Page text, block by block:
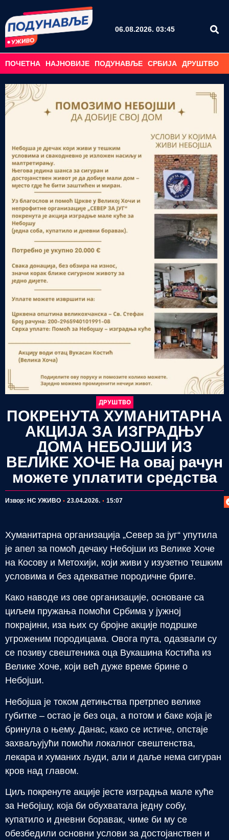
06.08.2026. 03:45
ПОЧЕТНА НАЈНОВИЈЕ ПОДУНАВЉЕ СРБИЈА ДРУШТВО
ДРУШТВО
ПОКРЕНУТА ХУМАНИТАРНА
АКЦИЈА ЗА ИЗГРАДЊУ
ДОМА НЕБОЈШИ ИЗ
ВЕЛИКЕ ХОЧЕ На овај рачун
можете уплатити средства
Извор: НС УЖИВО 23.04.2026. 15:07
Хуманитарна организација „Север за југ“ упутила
је апел за помоћ дечаку Небојши из Велике Хоче
на Косову и Метохији, који живи у изузетно тешким
условима и без адекватне породичне бриге.
Како наводе из ове организације, основане са
циљем пружања помоћи Србима у јужној
покрајини, иза њих су бројне акције подршке
угроженим породицама. Овога пута, одазвали су
се позиву свештеника оца Вукашина Костића из
Велике Хоче, који већ дуже време брине о
Небојши.
Небојша је током детињства претрпео велике
губитке – остао је без оца, а потом и баке која је
бринула о њему. Данас, како се истиче, опстаје
захваљујући помоћи локалног свештенства,
лекара и хуманих људи, али и даље нема сигуран
кров над главом.
Циљ покренуте акције јесте изградња мале куће
за Небојшу, која би обухватала једну собу,
купатило и дневни боравак, чиме би му се
обезбедили основни услови за достојанствен и